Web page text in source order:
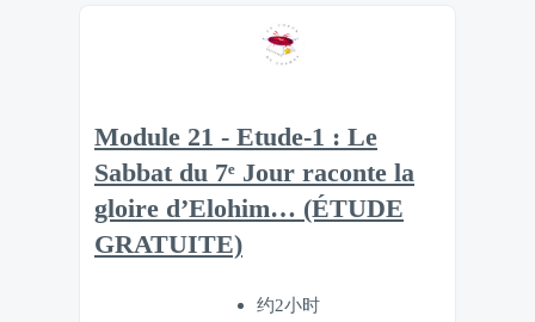
Module 21 - Etude-1 : Le
Sabbat du 7ᵉ Jour raconte la
gloire d’Elohim… (ÉTUDE
GRATUITE)
约2小时